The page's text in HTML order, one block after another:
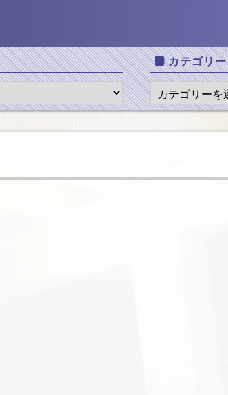
カテゴリー